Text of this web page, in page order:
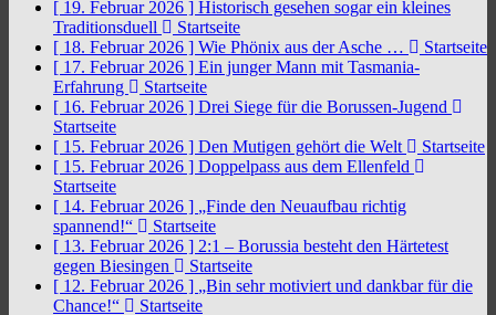
[ 19. Februar 2026 ] Historisch gesehen sogar ein kleines
Traditionsduell
Startseite
[ 18. Februar 2026 ] Wie Phönix aus der Asche …
Startseite
[ 17. Februar 2026 ] Ein junger Mann mit Tasmania-
Erfahrung
Startseite
[ 16. Februar 2026 ] Drei Siege für die Borussen-Jugend
Startseite
[ 15. Februar 2026 ] Den Mutigen gehört die Welt
Startseite
[ 15. Februar 2026 ] Doppelpass aus dem Ellenfeld
Startseite
[ 14. Februar 2026 ] „Finde den Neuaufbau richtig
spannend!“
Startseite
[ 13. Februar 2026 ] 2:1 – Borussia besteht den Härtetest
gegen Biesingen
Startseite
[ 12. Februar 2026 ] „Bin sehr motiviert und dankbar für die
Chance!“
Startseite